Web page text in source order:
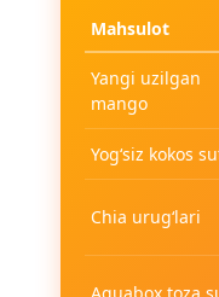
Mahsulot
Yangi uzilgan
mango
Yog‘siz kokos
Chia urug‘lari